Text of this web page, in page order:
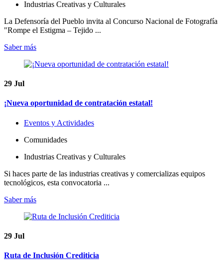
Industrias Creativas y Culturales
La Defensoría del Pueblo invita al Concurso Nacional de Fotografía
"Rompe el Estigma – Tejido ...
Saber más
29 Jul
¡Nueva oportunidad de contratación estatal!
Eventos y Actividades
Comunidades
Industrias Creativas y Culturales
Si haces parte de las industrias creativas y comercializas equipos
tecnológicos, esta convocatoria ...
Saber más
29 Jul
Ruta de Inclusión Crediticia